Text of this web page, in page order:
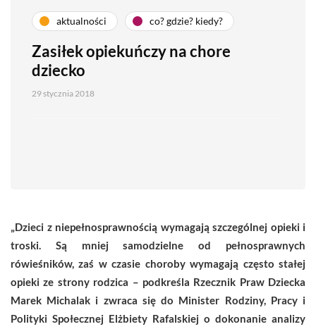
aktualności co? gdzie? kiedy?
Zasiłek opiekuńczy na chore
dziecko
29 stycznia 2018
„Dzieci z niepełnosprawnością wymagają szczególnej opieki i
troski. Są mniej samodzielne od pełnosprawnych
rówieśników, zaś w czasie choroby wymagają często stałej
opieki ze strony rodzica – podkreśla Rzecznik Praw Dziecka
Marek Michalak i zwraca się do Minister Rodziny, Pracy i
Polityki Społecznej Elżbiety Rafalskiej o dokonanie analizy